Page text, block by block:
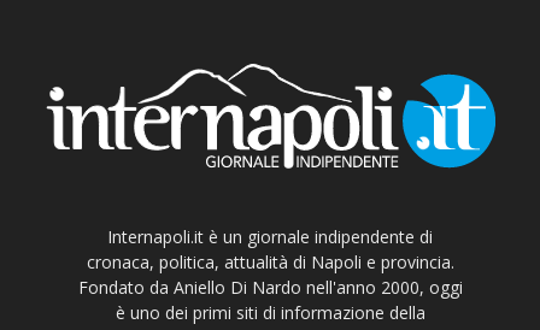
Internapoli.it è un giornale indipendente di
cronaca, politica, attualità di Napoli e provincia.
Fondato da Aniello Di Nardo nell'anno 2000, oggi
è uno dei primi siti di informazione della